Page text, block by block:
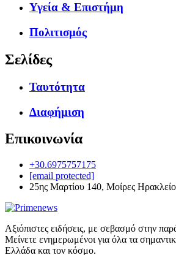
Υγεία & Επιστήμη
Πολιτισμός
Σελίδες
Ταυτότητα
Διαφήμιση
Επικοινωνία
+30.6975757175
[email protected]
25ης Μαρτίου 140, Μοίρες
Αξιόπιστες ειδήσεις, με σεβασμό στην
Μείνετε ενημερωμένοι για όλα τα
Ελλάδα και τον κόσμο.